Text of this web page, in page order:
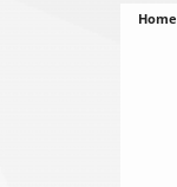
Home